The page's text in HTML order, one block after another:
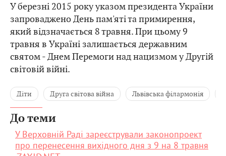
У березні 2015 року указом президента України
запроваджено День пам'яті та примирення,
який відзначається 8 травня.При цьому 9
травня в Україні залишається державним
святом - Днем Перемоги над нацизмом у Другій
світовій війні.
Діти Друга світова війна Львівська філармонія
До теми
У Верховній Раді зареєстрували законопроект
про перенесення вихідного дня з 9 на 8 травня